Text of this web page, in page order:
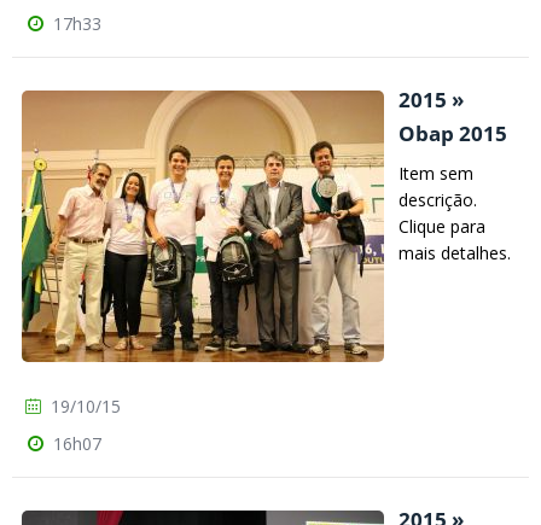
17h33
2015 »
Obap 2015
Item sem
descrição.
Clique para
mais detalhes.
19/10/15
16h07